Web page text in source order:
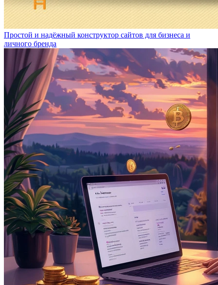
Простой и надёжный конструктор сайтов для бизнеса и
личного бренда